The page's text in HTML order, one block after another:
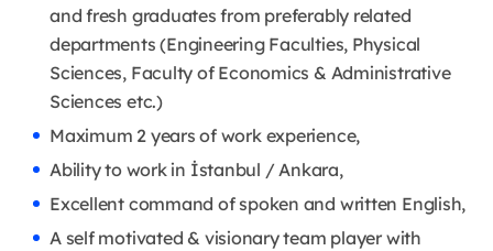
and fresh graduates from preferably related
departments (Engineering Faculties, Physical
Sciences, Faculty of Economics & Administrative
Sciences etc.)
Maximum 2 years of work experience,
Ability to work in İstanbul / Ankara,
Excellent command of spoken and written English,
A self motivated & visionary team player with